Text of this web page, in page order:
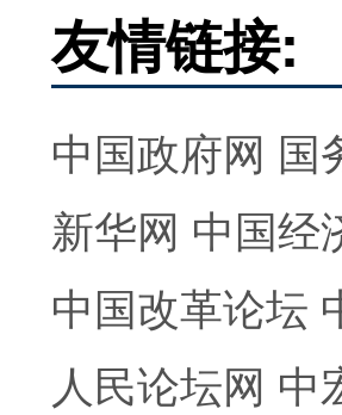
友情链接:
中国政府网 国
新华网 中国经
中国改革论坛
人民论坛网 中